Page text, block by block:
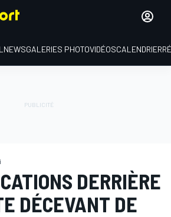
NEWSGALERIES PHOTOVIDÉOSCALENDRIER
DERRIÈRE
DÉCEVANT DE